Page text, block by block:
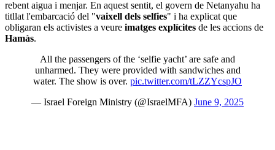
rebent aigua i menjar. En aquest sentit, el govern de Netanyahu ha
titllat l'embarcació del "vaixell dels selfies" i ha explicat que
obligaran els activistes a veure imatges explícites de les accions de
Hamàs.
All the passengers of the ‘selfie yacht’ are safe and
unharmed. They were provided with sandwiches and
water. The show is over. pic.twitter.com/tLZZYcspJO
— Israel Foreign Ministry (@IsraelMFA) June 9, 2025